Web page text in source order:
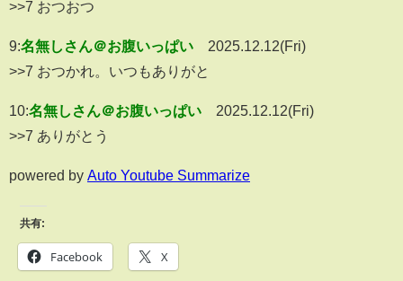
>>7 おつおつ
9:名無しさん＠お腹いっぱい
2025.12.12(Fri)
>>7 おつかれ。いつもありがと
10:名無しさん＠お腹いっぱい
2025.12.12(Fri)
>>7 ありがとう
powered by Auto Youtube Summarize
共有:
Facebook X